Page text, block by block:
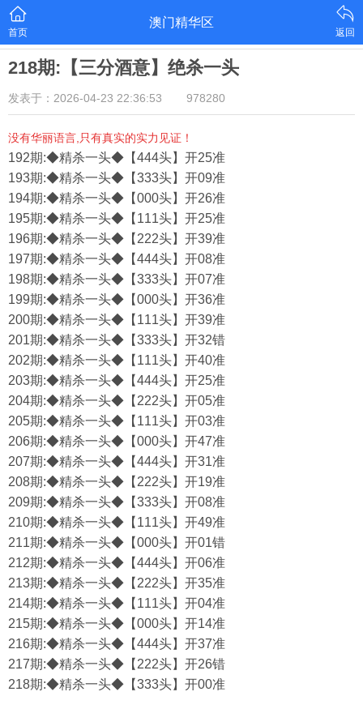
首页
澳门精华区
返回
218期:【三分酒意】绝杀一头
发表于：2026-04-23 22:36:53 978280
没有华丽语言,只有真实的实力见证！
192期:◆精杀一头◆【444头】开25准
193期:◆精杀一头◆【333头】开09准
194期:◆精杀一头◆【000头】开26准
195期:◆精杀一头◆【111头】开25准
196期:◆精杀一头◆【222头】开39准
197期:◆精杀一头◆【444头】开08准
198期:◆精杀一头◆【333头】开07准
199期:◆精杀一头◆【000头】开36准
200期:◆精杀一头◆【111头】开39准
201期:◆精杀一头◆【333头】开32错
202期:◆精杀一头◆【111头】开40准
203期:◆精杀一头◆【444头】开25准
204期:◆精杀一头◆【222头】开05准
205期:◆精杀一头◆【111头】开03准
206期:◆精杀一头◆【000头】开47准
207期:◆精杀一头◆【444头】开31准
208期:◆精杀一头◆【222头】开19准
209期:◆精杀一头◆【333头】开08准
210期:◆精杀一头◆【111头】开49准
211期:◆精杀一头◆【000头】开01错
212期:◆精杀一头◆【444头】开06准
213期:◆精杀一头◆【222头】开35准
214期:◆精杀一头◆【111头】开04准
215期:◆精杀一头◆【000头】开14准
216期:◆精杀一头◆【444头】开37准
217期:◆精杀一头◆【222头】开26错
218期:◆精杀一头◆【333头】开00准